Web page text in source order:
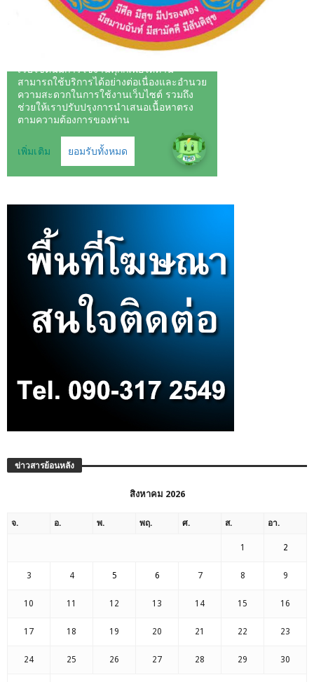
ข่าวสารย้อนหลัง
สิงหาคม 2026
จ. อ. พ. พฤ. ศ. ส. อา.
1 2
3 4 5 6 7 8 9
10 11 12 13 14 15 16
17 18 19 20 21 22 23
24 25 26 27 28 29 30